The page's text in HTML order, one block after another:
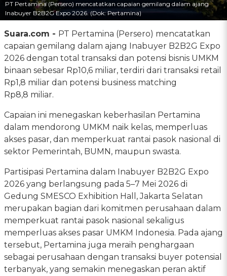
PT Pertamina (Persero) mencatatkan capaian gemilang dalam ajang
Inabuyer B2B2G Expo 2026. (Dok: Pertamina)
Suara.com - PT Pertamina (Persero) mencatatkan
capaian gemilang dalam ajang Inabuyer B2B2G Expo
2026 dengan total transaksi dan potensi bisnis UMKM
binaan sebesar Rp10,6 miliar, terdiri dari transaksi retail
Rp1,8 miliar dan potensi business matching
Rp8,8 miliar.
Capaian ini menegaskan keberhasilan Pertamina
dalam mendorong UMKM naik kelas, memperluas
akses pasar, dan memperkuat rantai pasok nasional di
sektor Pemerintah, BUMN, maupun swasta.
Partisipasi Pertamina dalam Inabuyer B2B2G Expo
2026 yang berlangsung pada 5–7 Mei 2026 di
Gedung SMESCO Exhibition Hall, Jakarta Selatan
merupakan bagian dari komitmen perusahaan dalam
memperkuat rantai pasok nasional sekaligus
memperluas akses pasar UMKM Indonesia. Pada ajang
tersebut, Pertamina juga meraih penghargaan
sebagai perusahaan dengan transaksi buyer potensial
terbanyak, yang semakin menegaskan peran aktif